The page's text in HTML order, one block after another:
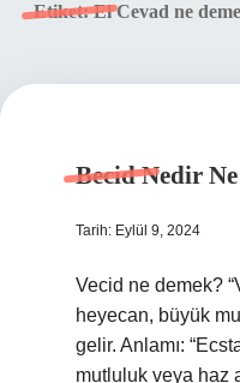
Etiket:El Cevad ne
Becid Nedir
Tarih: Eylül 9, 2024
Vecid ne demek?
heyecan, büyük
gelir. Anlamı:
mutluluk veya haz